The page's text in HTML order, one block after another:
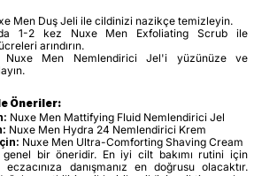
Men Duş Jeli ile cildinizi nazikçe temizleyin.
1-2 kez Nuxe Men Exfoliating Scrub ile
arındırın.
Nuxe Men Nemlendirici Jel'i yüzünüze ve
Öneriler:
Nuxe Men Mattifying Fluid Nemlendirici Jel
Nuxe Men Hydra 24 Nemlendirici Krem
Nuxe Men Ultra-Comforting Shaving Cream
genel bir öneridir. En iyi cilt bakımı rutini için
danışmanız en doğrusu olacaktır.